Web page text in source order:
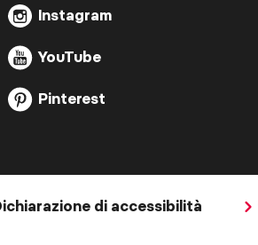
Instagram
YouTube
Pinterest
di accessibilità